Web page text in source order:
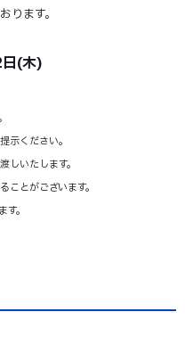
ります。
(木)
示ください。
いたします。
とがございます。
。